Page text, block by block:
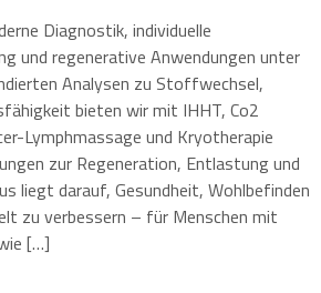
Diagnostik, individuelle
und regenerative Anwendungen unter
Analysen zu Stoffwechsel,
bieten wir mit IHHT, Co2
Lymphmassage und Kryotherapie
zur Regeneration, Entlastung und
liegt darauf, Gesundheit, Wohlbefinden
zu verbessern – für Menschen mit
[…]